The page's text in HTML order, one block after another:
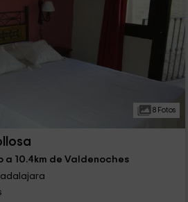
8 Fotos
10.4km de Valdenoches